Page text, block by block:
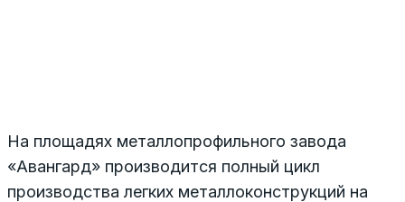
На площадях металлопрофильного завода
«Авангард» производится полный цикл
производства легких металлоконструкций на